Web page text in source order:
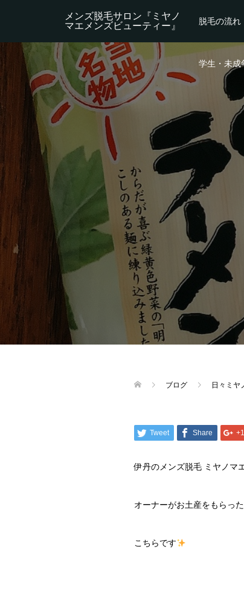
メンズ脱毛サロン『ミヤノ
マエメンズビューティー』
脱毛の流れ
学生・未成
ブログ 日々ミヤ
Tweet Share +1
伊丹のメンズ脱毛 ミヤノマ
オーナーがお土産をもらっ
こちらです